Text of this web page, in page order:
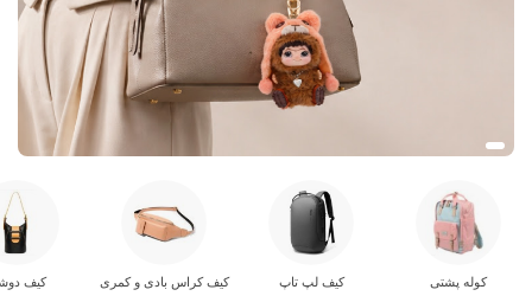
کوله پشتی کیف لپ تاپ کیف کراس بادی و کمری کیف